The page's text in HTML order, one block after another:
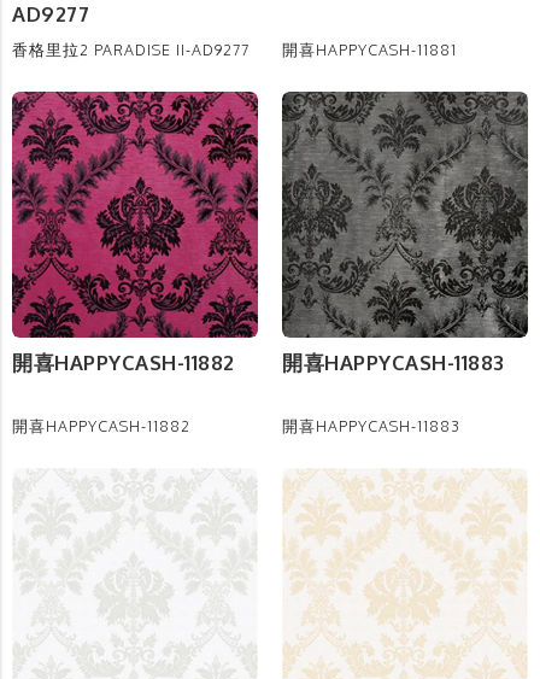
AD9277
香格里拉2 PARADISE II-AD9277 開喜HAPPYCASH-11881
開喜HAPPYCASH-11882
開喜HAPPYCASH-11882
開喜HAPPYCASH-11883
開喜HAPPYCASH-11883